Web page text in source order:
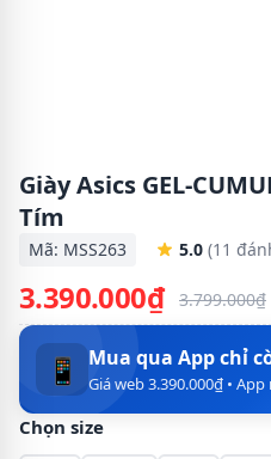
Giày Asics GEL-
Tím
Mã: MSS263 5.0 (11
3.390.000₫ 3.799.000₫
📱 Mua qua App chỉ
Giá web 3.390.000₫ •
Chọn size